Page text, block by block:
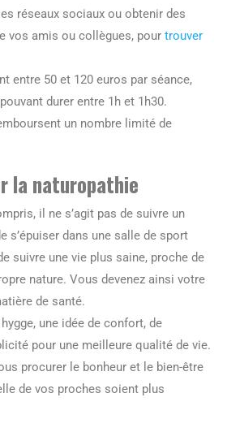
réseaux sociaux ou obtenir des
vos amis ou collègues, pour trouver
entre 50 et 120 euros par séance,
durer entre 1h et 1h30.
un nombre limité de
la naturopathie
il ne s’agit pas de suivre un
s’épuiser dans une salle de sport
suivre une vie plus saine, proche de
nature. Vous devenez ainsi votre
de santé.
une idée de confort, de
pour une meilleure qualité de vie.
procurer le bonheur et le bien-être
de vos proches soient plus